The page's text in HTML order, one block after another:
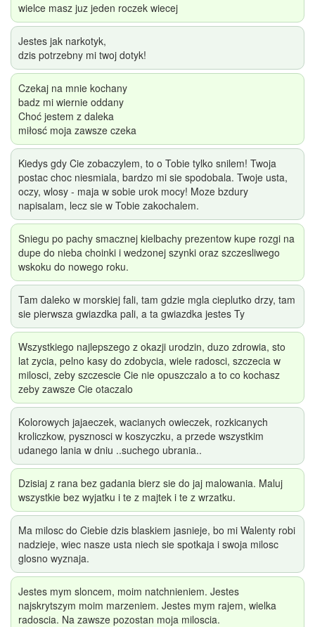
wielce masz juz jeden roczek wiecej
Jestes jak narkotyk,
dzis potrzebny mi twoj dotyk!
Czekaj na mnie kochany
badz mi wiernie oddany
Choć jestem z daleka
miłosć moja zawsze czeka
Kiedys gdy Cie zobaczylem, to o Tobie tylko snilem! Twoja
postac choc niesmiala, bardzo mi sie spodobala. Twoje usta,
oczy, wlosy - maja w sobie urok mocy! Moze bzdury
napisalam, lecz sie w Tobie zakochalem.
Sniegu po pachy smacznej kielbachy prezentow kupe rozgi na
dupe do nieba choinki i wedzonej szynki oraz szczesliwego
wskoku do nowego roku.
Tam daleko w morskiej fali, tam gdzie mgla cieplutko drzy, tam
sie pierwsza gwiazdka pali, a ta gwiazdka jestes Ty
Wszystkiego najlepszego z okazji urodzin, duzo zdrowia, sto
lat zycia, pelno kasy do zdobycia, wiele radosci, szczecia w
milosci, zeby szczescie Cie nie opuszczalo a to co kochasz
zeby zawsze Cie otaczalo
Kolorowych jajaeczek, wacianych owieczek, rozkicanych
kroliczkow, pysznosci w koszyczku, a przede wszystkim
udanego lania w dniu ..suchego ubrania..
Dzisiaj z rana bez gadania bierz sie do jaj malowania. Maluj
wszystkie bez wyjatku i te z majtek i te z wrzatku.
Ma milosc do Ciebie dzis blaskiem jasnieje, bo mi Walenty robi
nadzieje, wiec nasze usta niech sie spotkaja i swoja milosc
glosno wyznaja.
Jestes mym sloncem, moim natchnieniem. Jestes
najskrytszym moim marzeniem. Jestes mym rajem, wielka
radoscia. Na zawsze pozostan moja miloscia.